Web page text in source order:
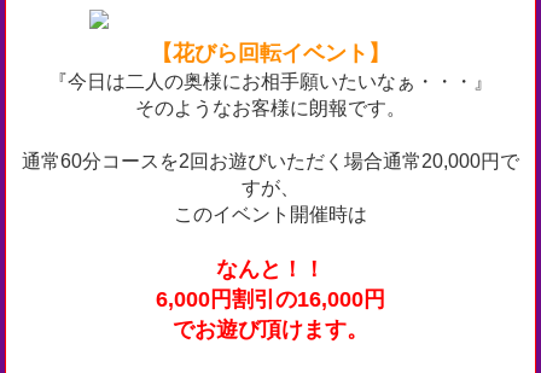
【花びら回転イベント】
『今日は二人の奥様にお相手願いたいなぁ・・・』
そのようなお客様に朗報です。
通常60分コースを2回お遊びいただく場合通常20,000円で
すが、
このイベント開催時は
なんと！！
6,000円割引の16,000円
でお遊び頂けます。